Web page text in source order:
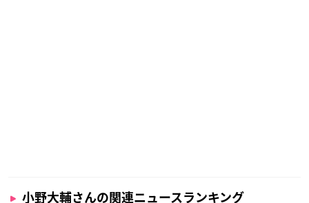
小野大輔さんの関連ニュースランキング